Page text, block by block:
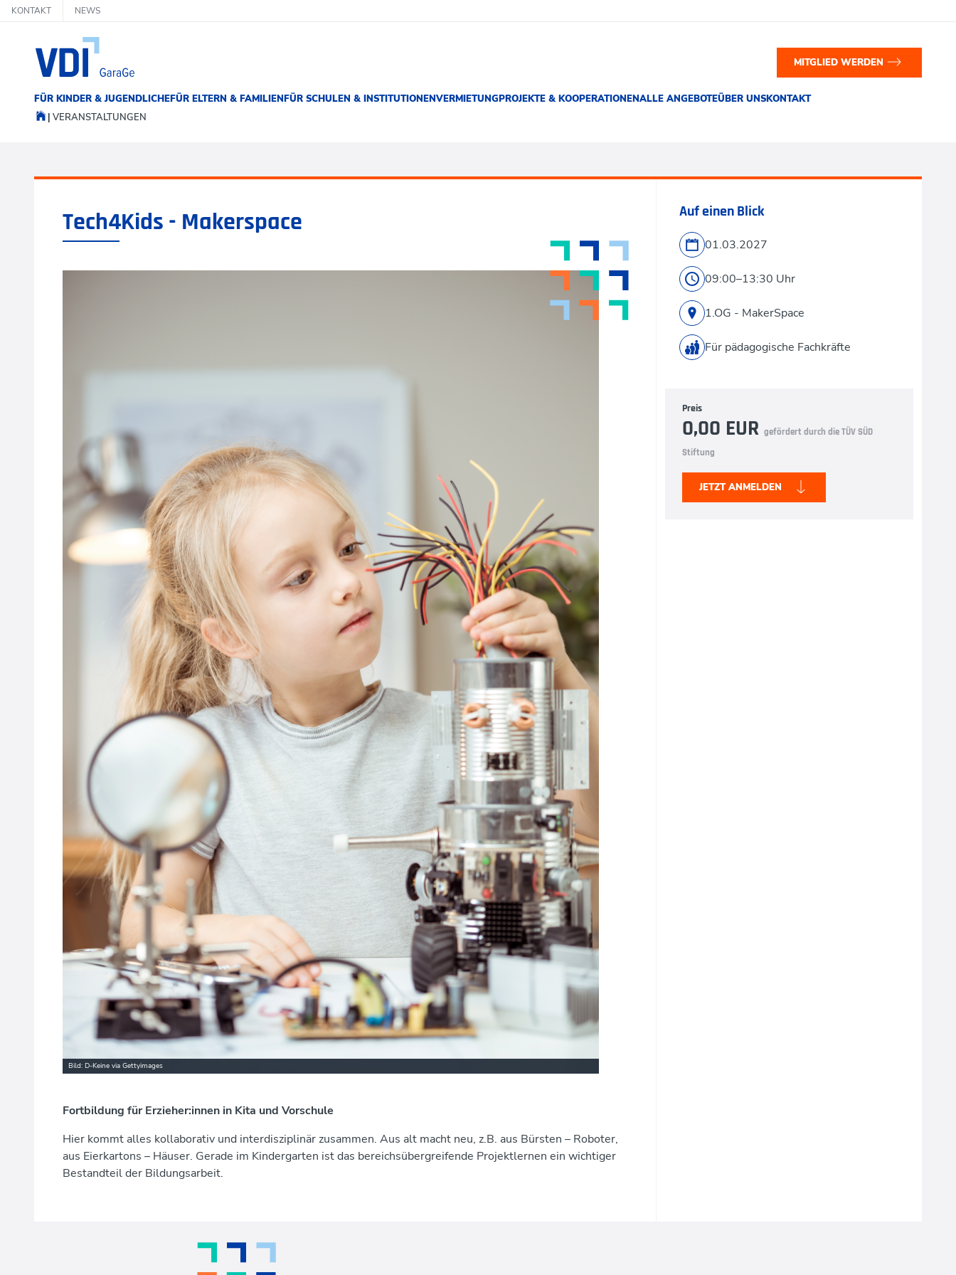
KONTAKT NEWS
MITGLIED WERDEN
FÜR KINDER & JUGENDLICHEFÜR ELTERN & FAMILIENFÜR SCHULEN & INSTITUTIONENVERMIETUNGPROJEKTE & KOOPERATIONENALLE ANGEBOTEÜBER UNSKONTAKT
VERANSTALTUNGEN
Tech4Kids - Makerspace
Bild: D-Keine via Gettyimages
Fortbildung für Erzieher:innen in Kita und Vorschule
Hier kommt alles kollaborativ und interdisziplinär zusammen. Aus alt macht neu, z.B. aus Bürsten – Roboter,
aus Eierkartons – Häuser. Gerade im Kindergarten ist das bereichsübergreifende Projektlernen ein wichtiger
Bestandteil der Bildungsarbeit.
Auf einen Blick
01.03.2027
09:00–13:30 Uhr
1.OG - MakerSpace
Für pädagogische Fachkräfte
Preis
0,00 EUR gefördert durch die TÜV SÜD
Stiftung
JETZT ANMELDEN